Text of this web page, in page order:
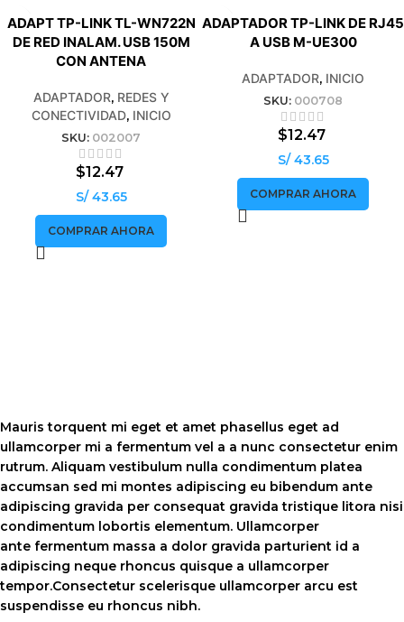
ADAPT TP-LINK TL-WN722N
DE RED INALAM. USB 150M
CON ANTENA
ADAPTADOR, REDES Y
CONECTIVIDAD, INICIO
SKU: 002007
$12.47
S/ 43.65
COMPRAR AHORA
ADAPTADOR TP-LINK DE RJ45
A USB M-UE300
ADAPTADOR, INICIO
SKU: 000708
$12.47
S/ 43.65
COMPRAR AHORA
Mauris torquent mi eget et amet phasellus eget ad
ullamcorper mi a fermentum vel a a nunc consectetur enim
rutrum. Aliquam vestibulum nulla condimentum platea
accumsan sed mi montes adipiscing eu bibendum ante
adipiscing gravida per consequat gravida tristique litora nisi
condimentum lobortis elementum. Ullamcorper
ante fermentum massa a dolor gravida parturient id a
adipiscing neque rhoncus quisque a ullamcorper
tempor.Consectetur scelerisque ullamcorper arcu est
suspendisse eu rhoncus nibh.